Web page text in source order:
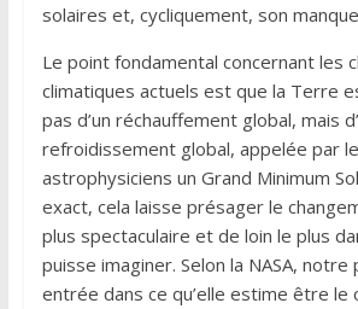
solaires et, cycliquement, son
Le point fondamental concernant les
climatiques actuels est que la Terre
pas d’un réchauffement global, mais
refroidissement global, appelée par
astrophysiciens un Grand Minimum
exact, cela laisse présager le
plus spectaculaire et de loin le plus
puisse imaginer. Selon la NASA,
entrée dans ce qu’elle estime être le